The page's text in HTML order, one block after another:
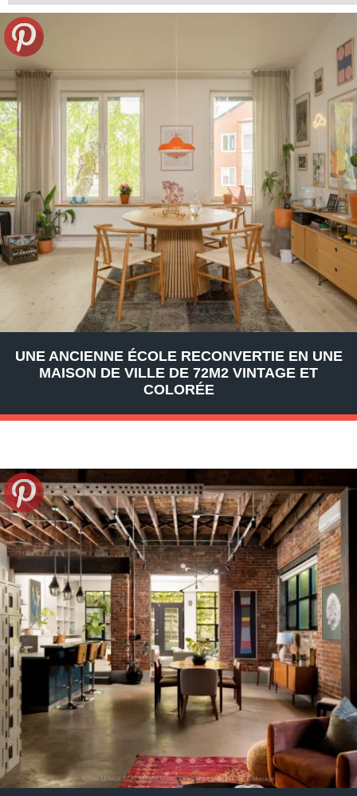
UNE ANCIENNE ÉCOLE RECONVERTIE EN UNE
MAISON DE VILLE DE 72M2 VINTAGE ET
COLORÉE